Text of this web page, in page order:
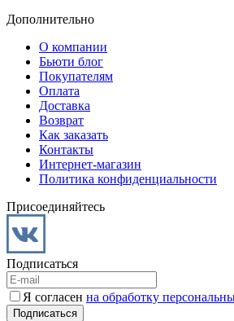
Дополнительно
О компании
Бьюти блог
Покупателям
Оплата
Доставка
Возврат
Как заказать
Контакты
Интернет-магазин
Политика конфиденциальности
Присоединяйтесь
Подписаться
Я согласен на обработку